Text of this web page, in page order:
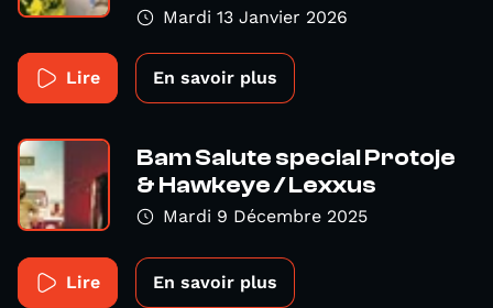
Mardi 13 Janvier 2026
Lire En savoir plus
Bam Salute special Protoje
& Hawkeye / Lexxus
Mardi 9 Décembre 2025
Lire En savoir plus